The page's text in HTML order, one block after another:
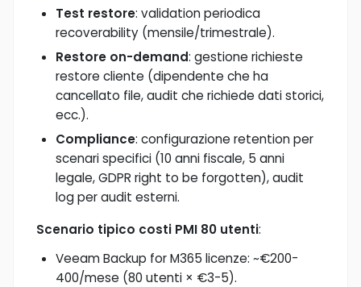
Test restore: validation periodica
recoverability (mensile/trimestrale).
Restore on-demand: gestione richieste
restore cliente (dipendente che ha
cancellato file, audit che richiede dati storici,
ecc.).
Compliance: configurazione retention per
scenari specifici (10 anni fiscale, 5 anni
legale, GDPR right to be forgotten), audit
log per audit esterni.
Scenario tipico costi PMI 80 utenti:
Veeam Backup for M365 licenze: ~€200-
400/mese (80 utenti × €3-5).